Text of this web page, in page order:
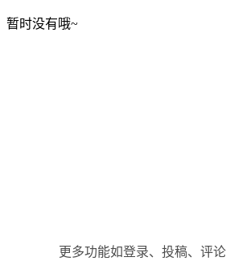
暂时没有哦~
更多功能如登录、投稿、评